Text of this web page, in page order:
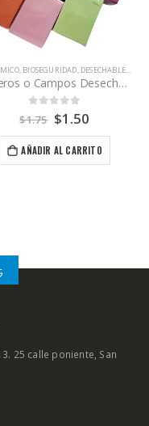
, BIOSEGURIDAD DESECHABLES
Baberos o Campos Desechables Bolsa 24 Unidades
out of 5
$1.75 $1.50
AÑADIR AL CARRITO
25 calle poniente, San